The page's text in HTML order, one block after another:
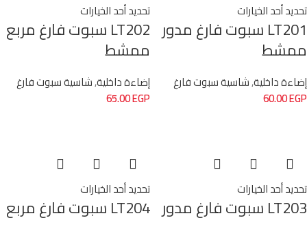
تحديد أحد الخيارات
LT201 سبوت فارغ مدور
ممشط
إضاءة داخلية,شاسية سبوت فارغ
60.00EGP
تحديد أحد الخيارات
LT202 سبوت فارغ مربع
ممشط
إضاءة داخلية,شاسية سبوت فارغ
65.00EGP
تحديد أحد الخيارات
LT203 سبوت فارغ مدور
تحديد أحد الخيارات
LT204 سبوت فارغ مربع